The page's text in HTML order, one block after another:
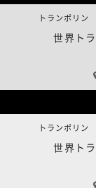
世界ト
トランポリ
世界ト
トランポリ